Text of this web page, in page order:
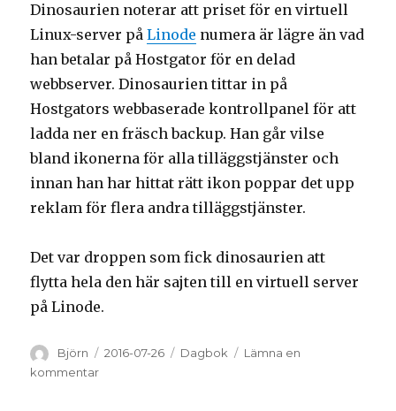
Dinosaurien noterar att priset för en virtuell
Linux-server påLinode numera är lägre än vad
han betalar på Hostgator för en delad
webbserver. Dinosaurien tittar in på
Hostgators webbaserade kontrollpanel för att
ladda ner en fräsch backup. Han går vilse
bland ikonerna för alla tilläggstjänster och
innan han har hittat rätt ikon poppar det upp
reklam för flera andra tilläggstjänster.
Det var droppen som fick dinosaurien att
flytta hela den här sajten till en virtuell server
på Linode.
Författare
Björn Postat
2016-07-26 Kategorier
Dagbok
Lämna en
kommentar